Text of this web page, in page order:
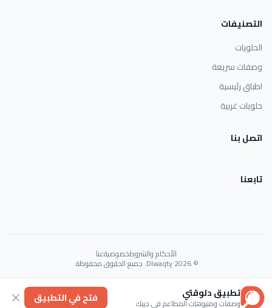
التصنيفات
الحلويات
وصفات سريعة
اطباق رئيسية
حلويات غربية
اتصل بنا
تابعنا
الأحكام والشروطخصوصيةعنا
© 2026 Dlwaqty. جميع الحقوق محفوظة.
Powered byGAIT
تطبيق دلوقتي
وصفات ومنيوهات المطاعم في جيبك فتح في التطبيق